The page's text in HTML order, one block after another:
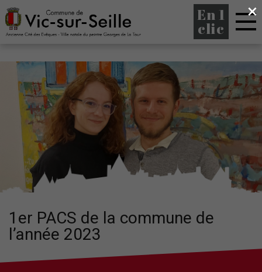
En 1
clic
1er PACS de la commune de
l’année 2023
×